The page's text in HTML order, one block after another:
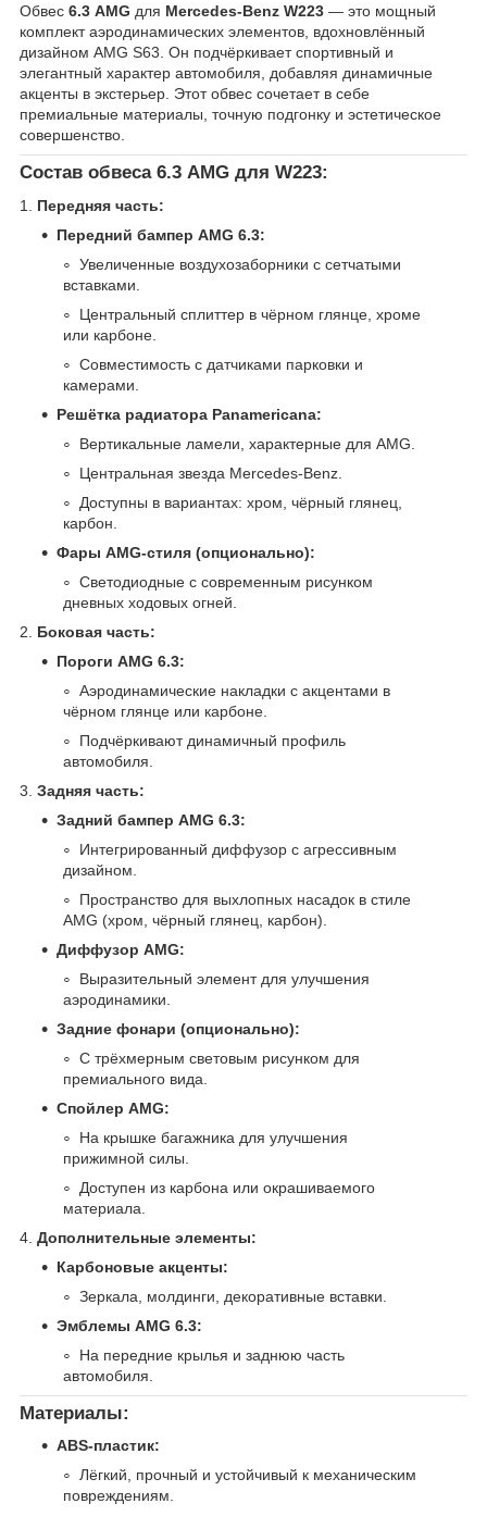
Обвес 6.3 AMG для Mercedes-Benz W223 — это мощный
комплект аэродинамических элементов, вдохновлённый
дизайном AMG S63. Он подчёркивает спортивный и
элегантный характер автомобиля, добавляя динамичные
акценты в экстерьер. Этот обвес сочетает в себе
премиальные материалы, точную подгонку и эстетическое
совершенство.
Состав обвеса 6.3 AMG для W223:
1. Передняя часть:
Передний бампер AMG 6.3:
Увеличенные воздухозаборники с сетчатыми
вставками.
Центральный сплиттер в чёрном глянце, хроме
или карбоне.
Совместимость с датчиками парковки и
камерами.
Решётка радиатора Panamericana:
Вертикальные ламели, характерные для AMG.
Центральная звезда Mercedes-Benz.
Доступны в вариантах: хром, чёрный глянец,
карбон.
Фары AMG-стиля (опционально):
Светодиодные с современным рисунком
дневных ходовых огней.
2. Боковая часть:
Пороги AMG 6.3:
Аэродинамические накладки с акцентами в
чёрном глянце или карбоне.
Подчёркивают динамичный профиль
автомобиля.
3. Задняя часть:
Задний бампер AMG 6.3:
Интегрированный диффузор с агрессивным
дизайном.
Пространство для выхлопных насадок в стиле
AMG (хром, чёрный глянец, карбон).
Диффузор AMG:
Выразительный элемент для улучшения
аэродинамики.
Задние фонари (опционально):
С трёхмерным световым рисунком для
премиального вида.
Спойлер AMG:
На крышке багажника для улучшения
прижимной силы.
Доступен из карбона или окрашиваемого
материала.
4. Дополнительные элементы:
Карбоновые акценты:
Зеркала, молдинги, декоративные вставки.
Эмблемы AMG 6.3:
На передние крылья и заднюю часть
автомобиля.
Материалы:
ABS-пластик:
Лёгкий, прочный и устойчивый к механическим
повреждениям.